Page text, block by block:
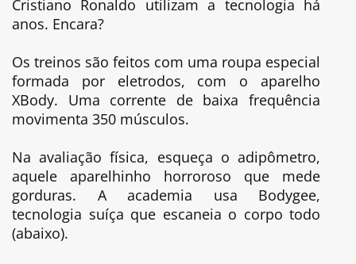
Cristiano Ronaldo utilizam a tecnologia há
anos. Encara?
Os treinos são feitos com uma roupa especial
formada por eletrodos, com o aparelho
XBody. Uma corrente de baixa frequência
movimenta 350 músculos.
Na avaliação física, esqueça o adipômetro,
aquele aparelhinho horroroso que mede
gorduras. A academia usa Bodygee,
tecnologia suíça que escaneia o corpo todo
(abaixo).